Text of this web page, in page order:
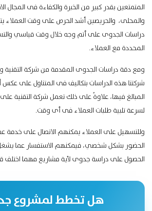
المتمتعين بقدر كبير من الخبرة والكفاءة فى المجال
والمحلى، والحريصين أشد الحرص على وقت العملاء
دراسات الجدوى على أتم وجه خلال وقت قياسي
المحددة مع العملاء.
ومع دقة دراسات الجدوى المقدمة من شركة التقنية
شركتنا هذه الدراسات بتكاليف فى المتناول على عكس
المبالغ فيها، علاوةً على ذلك تعمل شركة التقنية على
لسرعة تلبية طلبات العملاء فى أى وقت.
وللتسهيل على العملاء يمكنهم الاتصال على خدمة
الحضور بشكل شخصي، فيمكنهم الاستفسار عما
الحصول على دراسة جدوى لأية مشاريع مهما اختلف
هل تخطط لمشروع